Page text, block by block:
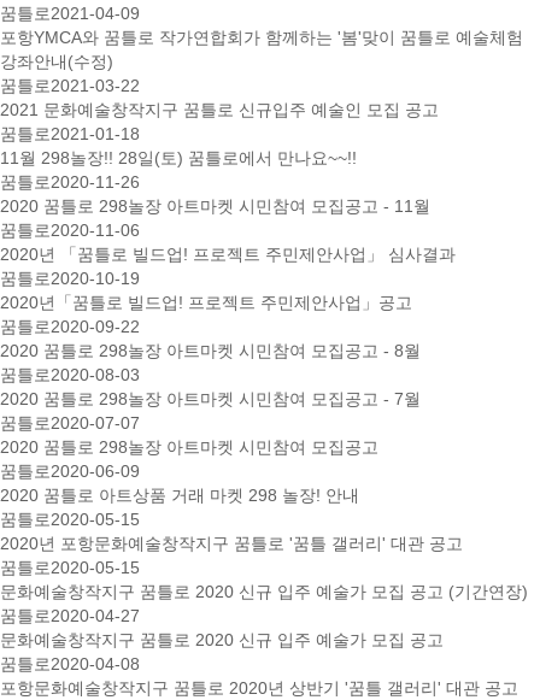
꿈틀로2021-04-09
포항YMCA와 꿈틀로 작가연합회가 함께하는 '봄'맞이 꿈틀로 예술체험
강좌안내(수정)
꿈틀로2021-03-22
2021 문화예술창작지구 꿈틀로 신규입주 예술인 모집 공고
꿈틀로2021-01-18
11월 298놀장!! 28일(토) 꿈틀로에서 만나요~~!!
꿈틀로2020-11-26
2020 꿈틀로 298놀장 아트마켓 시민참여 모집공고 - 11월
꿈틀로2020-11-06
2020년 「꿈틀로 빌드업! 프로젝트 주민제안사업」 심사결과
꿈틀로2020-10-19
2020년「꿈틀로 빌드업! 프로젝트 주민제안사업」공고
꿈틀로2020-09-22
2020 꿈틀로 298놀장 아트마켓 시민참여 모집공고 - 8월
꿈틀로2020-08-03
2020 꿈틀로 298놀장 아트마켓 시민참여 모집공고 - 7월
꿈틀로2020-07-07
2020 꿈틀로 298놀장 아트마켓 시민참여 모집공고
꿈틀로2020-06-09
2020 꿈틀로 아트상품 거래 마켓 298 놀장! 안내
꿈틀로2020-05-15
2020년 포항문화예술창작지구 꿈틀로 '꿈틀 갤러리' 대관 공고
꿈틀로2020-05-15
문화예술창작지구 꿈틀로 2020 신규 입주 예술가 모집 공고 (기간연장)
꿈틀로2020-04-27
문화예술창작지구 꿈틀로 2020 신규 입주 예술가 모집 공고
꿈틀로2020-04-08
포항문화예술창작지구 꿈틀로 2020년 상반기 '꿈틀 갤러리' 대관 공고